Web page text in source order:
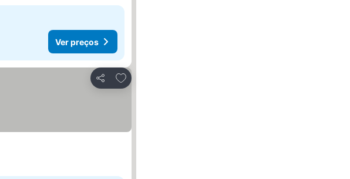
Ver preços
Partilhar
Adicionar aos favoritos